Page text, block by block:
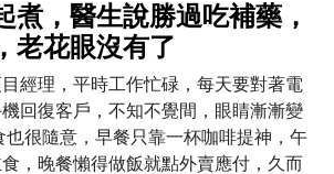
煮，醫生說勝過吃補藥，
老花眼沒有了
經理，平時工作忙碌，每天要對著電
回復客戶，不知不覺間，眼睛漸漸變
也很隨意，早餐只靠一杯咖啡提神，午
，晚餐懶得做飯就點外賣應付，久而